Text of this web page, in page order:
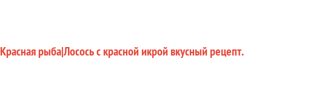
Красная рыба|Лосось с красной икрой вкусный рецепт.